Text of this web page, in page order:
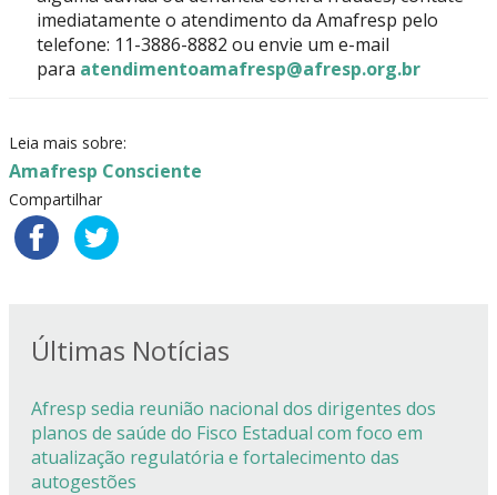
imediatamente o atendimento da Amafresp pelo
telefone: 11-3886-8882 ou envie um e-mail
para atendimentoamafresp@afresp.org.br
Leia mais sobre:
Amafresp Consciente
Compartilhar
Últimas Notícias
Afresp sedia reunião nacional dos dirigentes dos
planos de saúde do Fisco Estadual com foco em
atualização regulatória e fortalecimento das
autogestões